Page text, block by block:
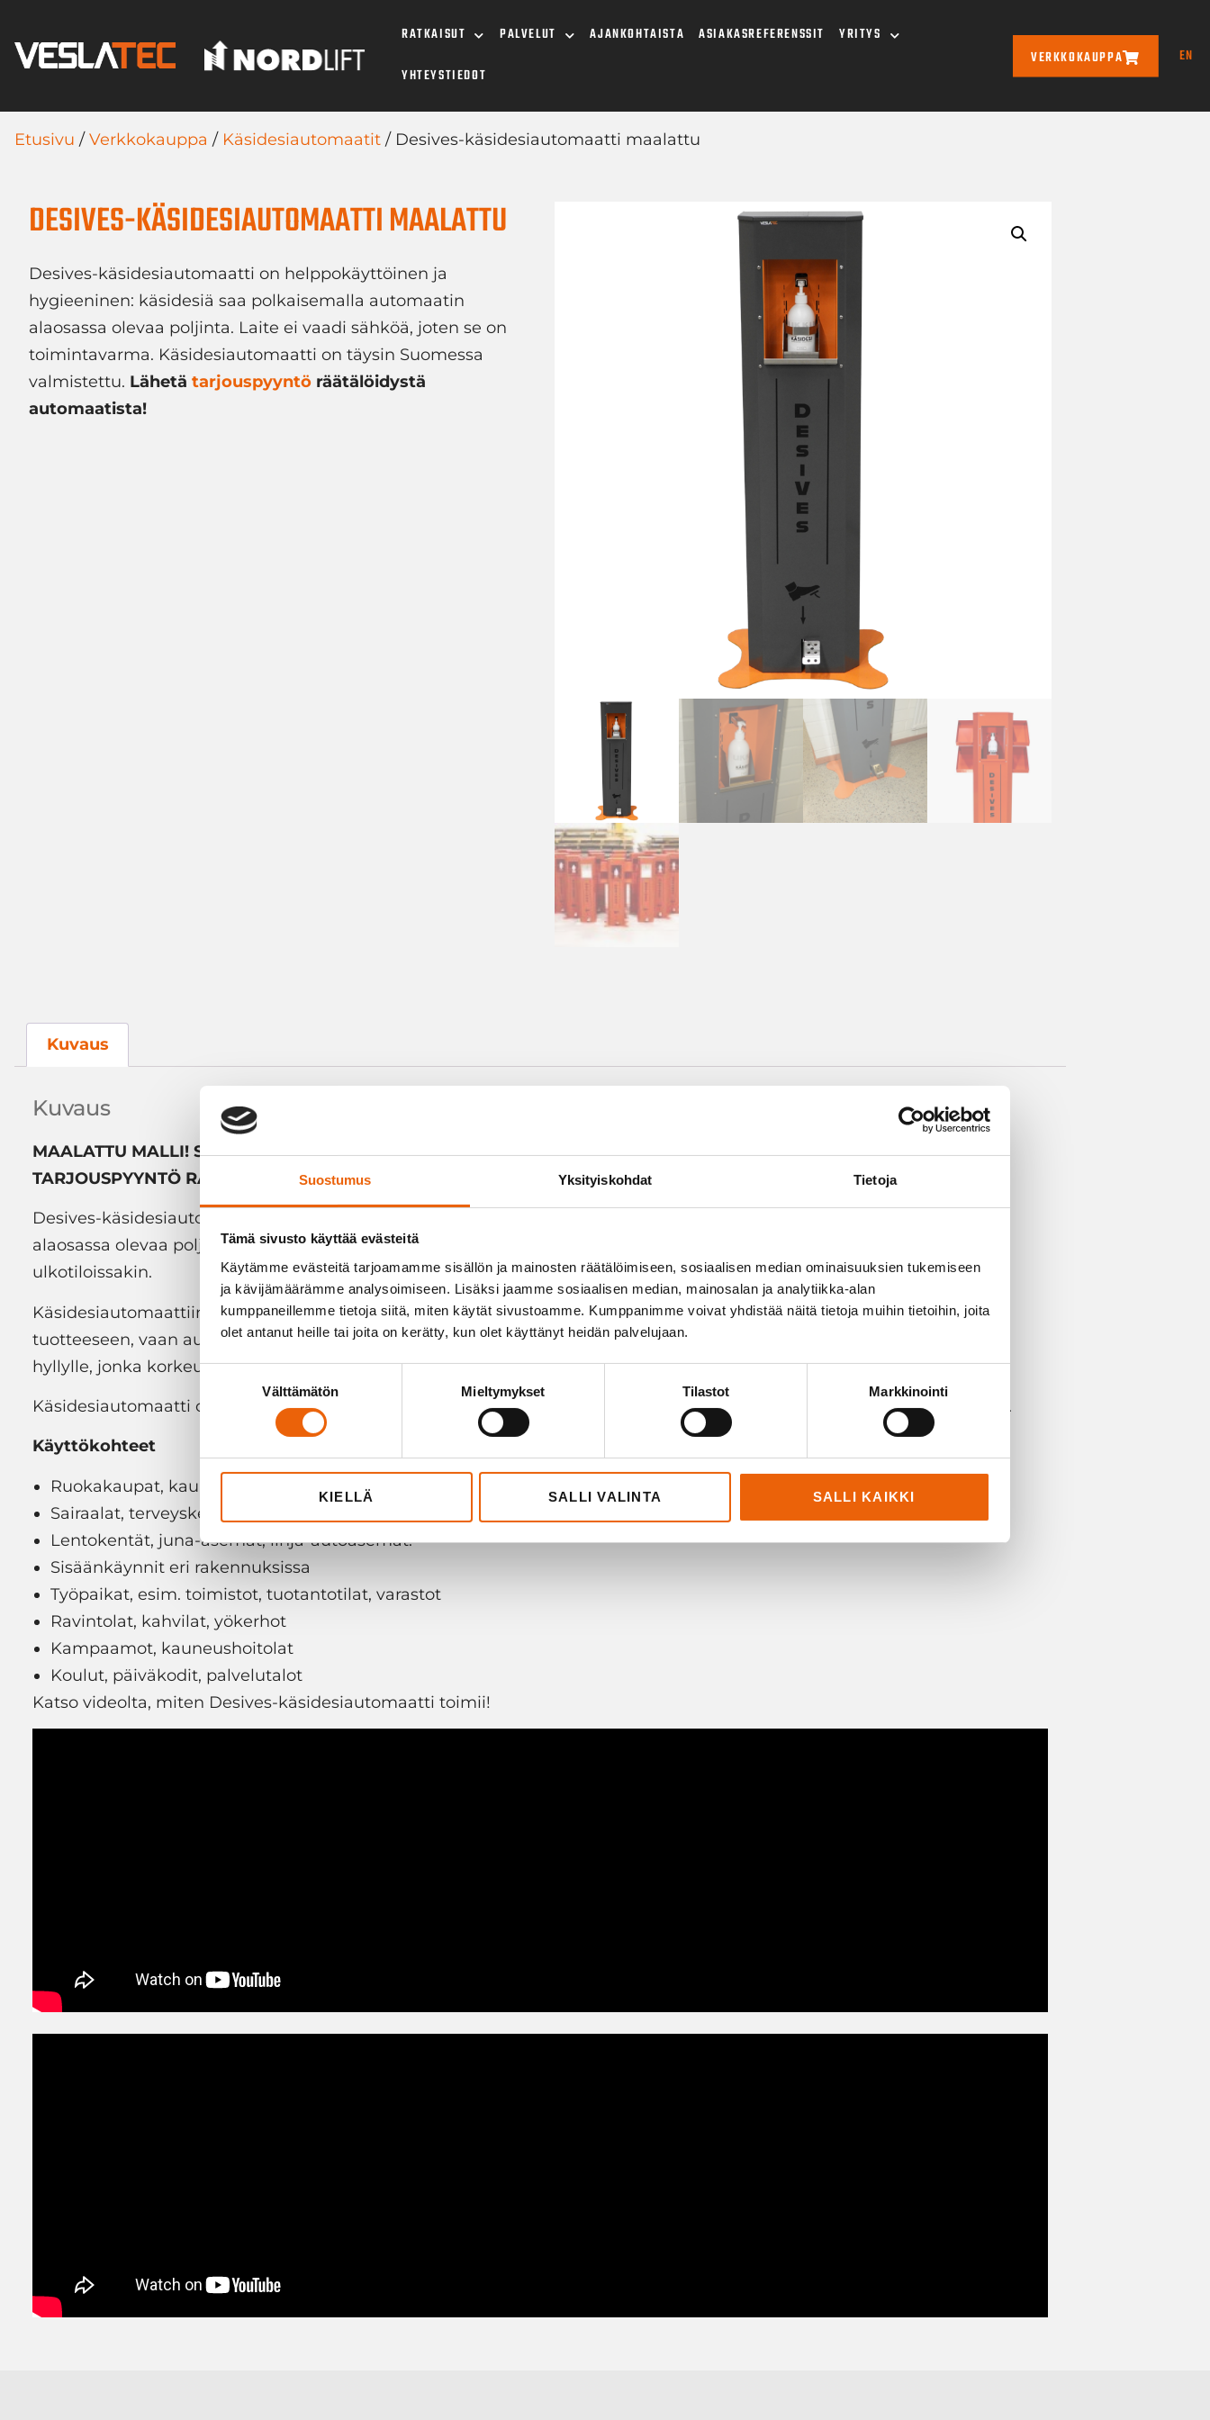
Suostumus Yksityiskohdat Tietoja
Tämä sivusto käyttää evästeitä
Käytämme evästeitä tarjoamamme sisällön ja mainosten räätälöimiseen, sosiaalisen median ominaisuuksien tukemiseen
ja kävijämäärämme analysoimiseen. Lisäksi jaamme sosiaalisen median, mainosalan ja analytiikka-alan
kumppaneillemme tietoja siitä, miten käytät sivustoamme. Kumppanimme voivat yhdistää näitä tietoja muihin tietoihin, joita
olet antanut heille tai joita on kerätty, kun olet käyttänyt heidän palvelujaan.
Suostumuksen
Välttämätön Mieltymykset Tilastot Markkinointi
KIELLÄ SALLI VALINTA SALLI KAIKKI
RATKAISUT PALVELUT AJANKOHTAISTA ASIAKASREFERENSSIT
YRITYS
YHTEYSTIEDOT
VERKKOKAUPPA EN
Etusivu / Verkkokauppa / Käsidesiautomaatit / Desives-käsidesiautomaatti maalattu
DESIVES-KÄSIDESIAUTOMAATTI MAALATTU
Desives-käsidesiautomaatti on helppokäyttöinen ja
hygieeninen: käsidesiä saa polkaisemalla automaatin
alaosassa olevaa poljinta. Laite ei vaadi sähköä, joten se on
toimintavarma. Käsidesiautomaatti on täysin Suomessa
valmistettu. Lähetä tarjouspyyntö räätälöidystä
automaatista!
Kuvaus
Kuvaus
MAALATTU MALLI! SAATAVILLA ESIMERKIKSI YRITYKSEN OMILLA VÄREILLÄ JA LOGOILLA TEIPATTUNA. LÄHETÄ
TARJOUSPYYNTÖ RÄÄTÄLÖIDYSTÄ AUTOMAATISTA! PERUSMALLIN LÖYDÄT
Desives-käsidesiautomaattiin ei tarvitse koskea kädellä tai kyynärpäällä, sillä käsidesiä saa polkaisemalla automaatin
alaosassa olevaa poljinta. Laite ei vaadi sähköä, joten se on toimintavarma ja sitä voidaan käyttää niin sisä- kuin
ulkotiloissakin.
Käsidesiautomaattiin voi laittaa 400 millilitran – 1 litran kokoisen pumppupullon. Kokoa ei ole sidottu yhden valmistajan
tuotteeseen, vaan automaattiin sopii suurin osa markkinoilla olevista pumppupulloista. Pullo asetetaan säädettävälle
hyllylle, jonka korkeutta voi muuttaa pullon koon mukaan. Myös käsidesiannoksen määrää voi säätää.
Käsidesiautomaatti on tukeva ja helppo pitää puhtaana. Automaatin voi ottaa heti käyttöön, sillä se ei vaadi kokoamista.
Käyttökohteet
Ruokakaupat, kauppakeskukset
Sairaalat, terveyskeskukset, lääkäriasemat
Lentokentät, juna-asemat, linja-autoasemat.
Sisäänkäynnit eri rakennuksissa
Työpaikat, esim. toimistot, tuotantotilat, varastot
Ravintolat, kahvilat, yökerhot
Kampaamot, kauneushoitolat
Koulut, päiväkodit, palvelutalot
Katso videolta, miten Desives-käsidesiautomaatti toimii!